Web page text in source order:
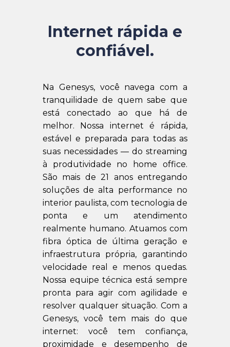
Internet rápida e
confiável.
Na Genesys, você navega com a
tranquilidade de quem sabe que
está conectado ao que há de
melhor. Nossa internet é rápida,
estável e preparada para todas as
suas necessidades — do streaming
à produtividade no home office.
São mais de 21 anos entregando
soluções de alta performance no
interior paulista, com tecnologia de
ponta e um atendimento
realmente humano. Atuamos com
fibra óptica de última geração e
infraestrutura própria, garantindo
velocidade real e menos quedas.
Nossa equipe técnica está sempre
pronta para agir com agilidade e
resolver qualquer situação. Com a
Genesys, você tem mais do que
internet: você tem confiança,
proximidade e desempenho de